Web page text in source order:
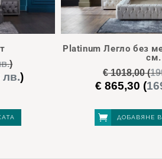
)
лв.)Текущата
Platinum Легло без
см.
€1018,00(
Original
was:
€ 1018,00.
€ 865,30 (
ДОБАВЯНЕ